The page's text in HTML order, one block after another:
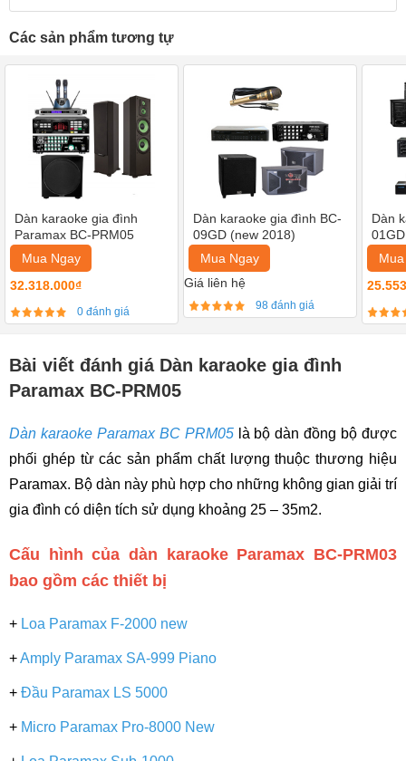
Các sản phẩm tương tự
Dàn karaoke gia đình
Paramax BC-PRM05
Mua Ngay
32.318.000₫
0 đánh giá
Dàn karaoke gia đình BC-
09GD (new 2018)
Mua Ngay
Giá liên hệ
98 đánh giá
Dàn
01GD
Bài viết đánh giá Dàn karaoke gia đình
Paramax BC-PRM05
Dàn karaoke Paramax BC PRM05là bộ dàn đồng bộ được
phối ghép từ các sản phẩm chất lượng thuộc thương hiệu
Paramax. Bộ dàn này phù hợp cho những không gian giải trí
gia đình có diện tích sử dụng khoảng 25 – 35m2.
Cấu hình của dàn karaoke Paramax BC-PRM03
bao gồm các thiết bị
+ Loa Paramax F-2000 new
+Amply Paramax SA-999 Piano
+ Đầu Paramax LS 5000
+ Micro Paramax Pro-8000 New